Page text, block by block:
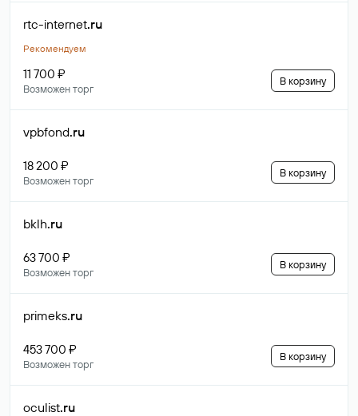
rtc-internet.ru
Рекомендуем
11 700 ₽
Возможен торг
В корзину
vpbfond.ru
18 200 ₽
Возможен торг
В корзину
bklh.ru
63 700 ₽
Возможен торг
В корзину
primeks.ru
453 700 ₽
Возможен торг
В корзину
oculist.ru